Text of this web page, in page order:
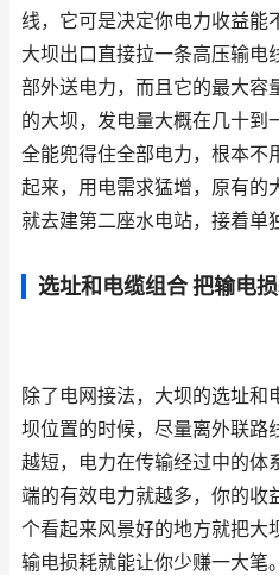
线，它可是决定你电力收益能
大坝出口直接拉一条高压输电
部外送电力，而且它的最大容
的大坝，发电量大概在几十到
全能兜得住全部电力，根本不
起来，用电需求猛增，原有的
就去建第二座水电站，接着单
选址和电缆组合 把输电
除了电网接法，大坝的选址和
坝位置的时候，尽量离外联路
越短，电力在传输经过中的体
端的有效电力就越多，你的收
个看起来风景好的地方就把大
输电损耗就能让你少赚一大笔。